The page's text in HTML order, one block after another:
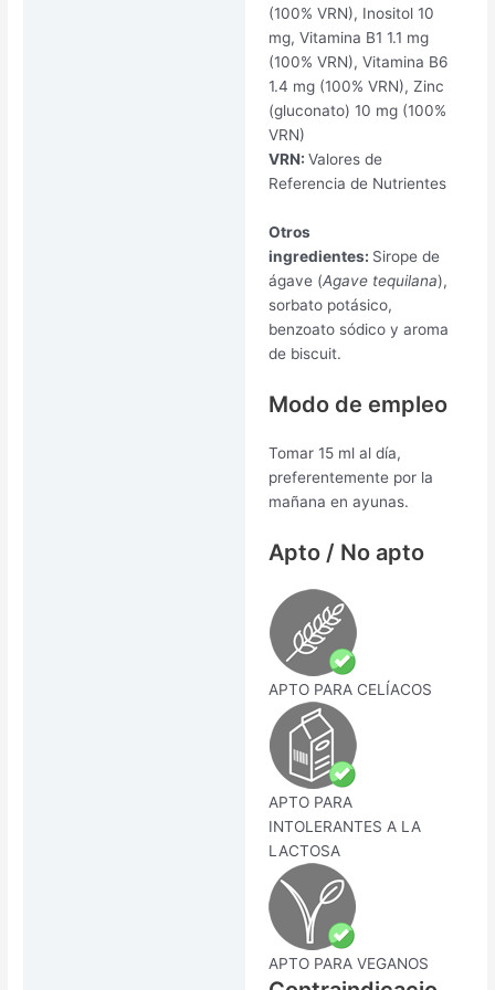
(100% VRN), Inositol 10
mg, Vitamina B1 1.1 mg
(100% VRN), Vitamina B6
1.4 mg (100% VRN), Zinc
(gluconato) 10 mg (100%
VRN)
VRN: Valores de
Referencia de Nutrientes
Otros
ingredientes: Sirope de
ágave (Agave tequilana),
sorbato potásico,
benzoato sódico y aroma
de biscuit.
Modo de empleo
Tomar 15 ml al día,
preferentemente por la
mañana en ayunas.
Apto / No apto
APTO PARA CELÍACOS
APTO PARA
INTOLERANTES A LA
LACTOSA
APTO PARA VEGANOS